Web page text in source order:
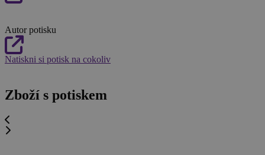
Autor potisku
Natiskni si potisk na cokoliv
Zboží s potiskem